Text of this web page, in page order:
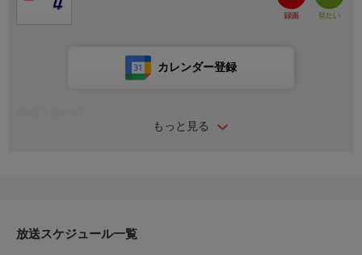
もっと見る
カレンダー登録
的に開発・販売された市販のスーパースポーツモデル。
放送スケジュール一覧